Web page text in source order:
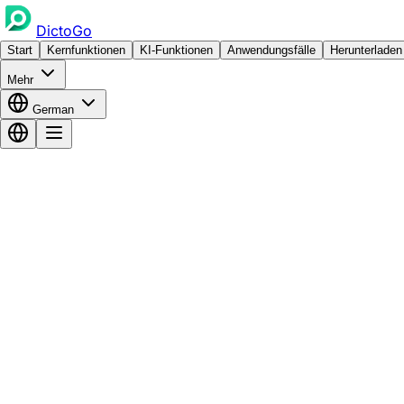
DictoGo
Start Kernfunktionen KI-Funktionen Anwendungsfälle Herunterladen
Mehr
German